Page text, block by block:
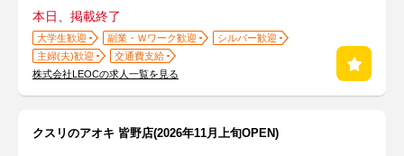
本日、掲載終了
大学生歓迎 副業・Ｗワーク歓迎
シルバー歓迎
主婦(夫)歓迎
交通費支給
株式会社LEOCの求人一覧を見る
クスリのアオキ 皆野店(2026年11月上旬OPEN)